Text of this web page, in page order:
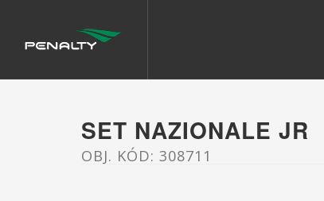
SET NAZIONALE JR
OBJ. KÓD: 308711